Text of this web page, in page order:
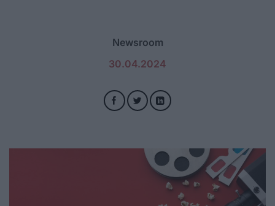
Newsroom
30.04.2024